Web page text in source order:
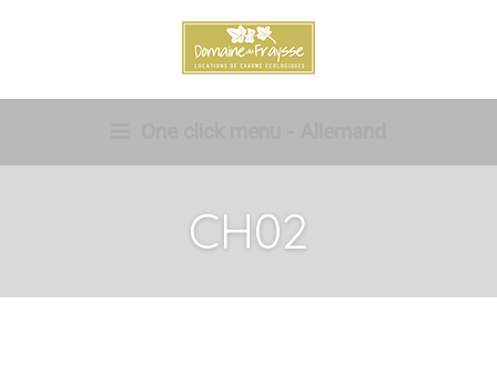
CH02